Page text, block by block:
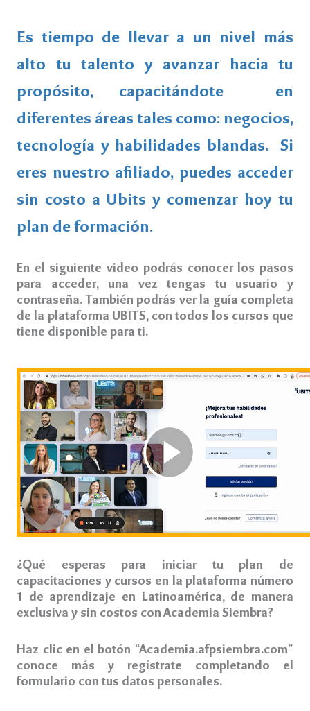
Es tiempo de llevar a un nivel más
alto tu talento y avanzar hacia tu
propósito, capacitándote en
diferentes áreas tales como: negocios,
tecnología y habilidades blandas. Si
eres nuestro afiliado, puedes acceder
sin costo a Ubits y comenzar hoy tu
plan de formación.
En el siguiente video podrás conocer los pasos
para acceder, una vez tengas tu usuario y
contraseña. También podrás ver la guía completa
de la plataforma UBITS, con todos los cursos que
tiene disponible para ti.
¿Qué esperas para iniciar tu plan de
capacitaciones y cursos en la plataforma número
1 de aprendizaje en Latinoamérica, de manera
exclusiva y sin costos con Academia Siembra?
Haz clic en el botón “Academia.afpsiembra.com”
conoce más y regístrate completando el
formulario con tus datos personales.